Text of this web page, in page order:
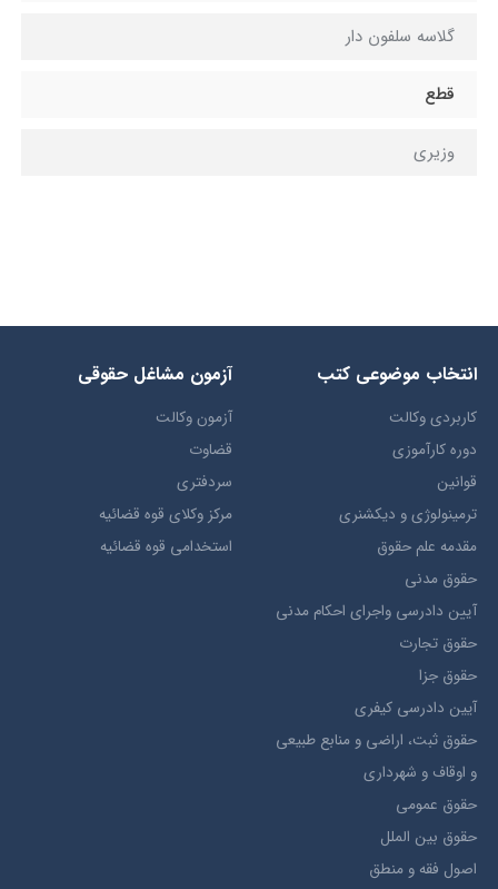
گلاسه سلفون دار
قطع
وزیری
انتخاب​ موضوعي​ کتب
کاربردی وکالت
دوره کارآموزی
قوانین
ترمينولوژي و ديکشنري
مقدمه علم حقوق
حقوق مدني
آيين دادرسي ​واجراي ​احکام ​مدني
حقوق تجارت
حقوق جزا
آيین دادرسی کیفری
حقوق ثبت، اراضي و منابع طبيعي
و اوقاف و شهرداری
حقوق عمومی
حقوق بين الملل
اصول فقه و منطق
آزمون مشاغل حقوقی
آزمون وکالت
قضاوت
سردفتری
مرکز وکلای قوه قضائیه
استخدامی قوه قضائیه